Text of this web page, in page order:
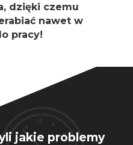
dzięki czemu
nawet w
pracy!
jakie problemy